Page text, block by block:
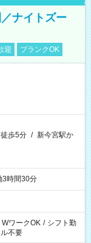
ナイトズー
迎 ブランクOK
歩5分 / 新今宮駅か
3時間30分
WワークOK / シフト勤
不要